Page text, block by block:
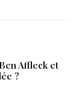
Affleck et
?